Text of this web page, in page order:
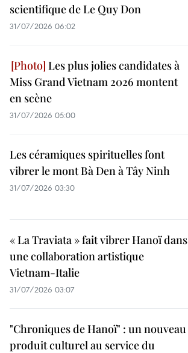
scientifique de Le Quy Don
31/07/2026 06:02
Les plus jolies candidates à
Miss Grand Vietnam 2026 montent
en scène
31/07/2026 05:00
Les céramiques spirituelles font
vibrer le mont Bà Den à Tây Ninh
31/07/2026 03:30
« La Traviata » fait vibrer Hanoï dans
une collaboration artistique
Vietnam-Italie
31/07/2026 03:07
"Chroniques de Hanoï" : un nouveau
produit culturel au service du